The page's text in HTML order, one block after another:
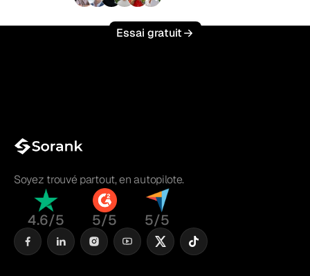
Essai gratuit
Soyez trouvé partout, en autopilote.
4.6/5 5/5 5/5